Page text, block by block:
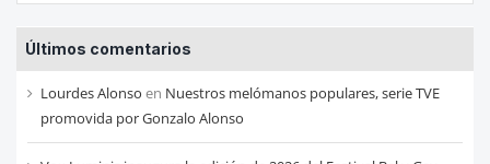
entradas
de
cada
mes
Últimos comentarios
Lourdes Alonso en Nuestros melómanos populares, serie TVE
promovida por Gonzalo Alonso